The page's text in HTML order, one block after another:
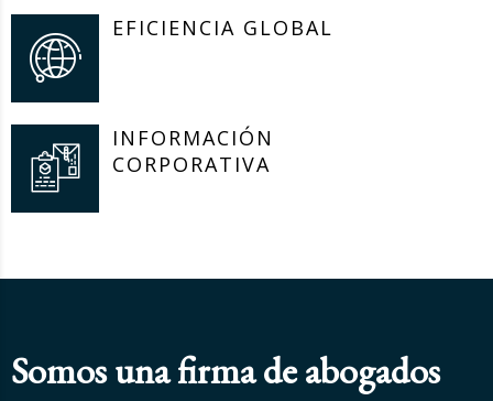
EFICIENCIA GLOBAL
INFORMACIÓN
CORPORATIVA
Somos una firma de abogados